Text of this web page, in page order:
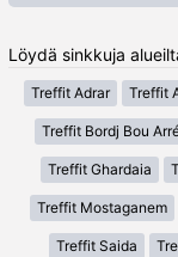
Löydä sinkkuja
Treffit Adrar Treffit
Treffit Bordj Bou
Treffit Ghardaia
Treffit Mostaganem
Treffit Saida